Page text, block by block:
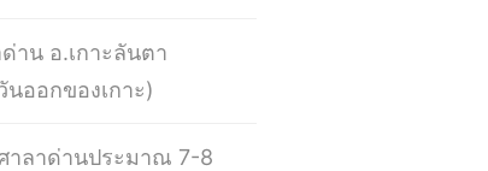
าน อ.เกาะลันตา
ออกของเกาะ)
าลาด่านประมาณ 7-8